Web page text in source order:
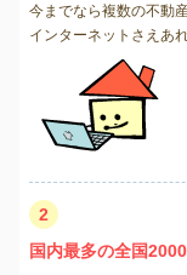
今までなら複数の不動
インターネットさえあ
2
国内最多の全国